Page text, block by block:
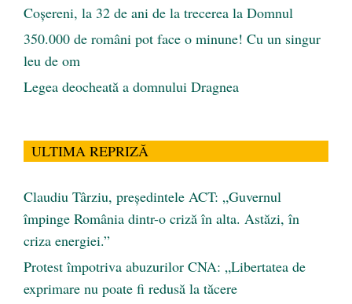
Coșereni, la 32 de ani de la trecerea la Domnul
350.000 de români pot face o minune! Cu un singur
leu de om
Legea deocheată a domnului Dragnea
ULTIMA REPRIZĂ
Claudiu Târziu, președintele ACT: „Guvernul
împinge România dintr-o criză în alta. Astăzi, în
criza energiei.”
Protest împotriva abuzurilor CNA: „Libertatea de
exprimare nu poate fi redusă la tăcere